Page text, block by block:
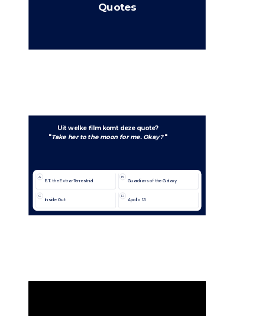
Quotes
Uit welke film komt deze quote?
"Take her to the moon for me. Okay? "
A
E.T. the Extra-Terrestrial
B
Guardians of the Galaxy
C
Inside Out
D
Apollo 13